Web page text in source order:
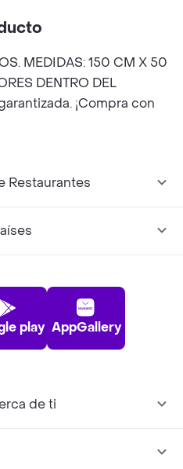
MEDIDAS: 150 CM X 50
DENTRO DEL
¡Compra con
Restaurantes
play AppGallery
de ti